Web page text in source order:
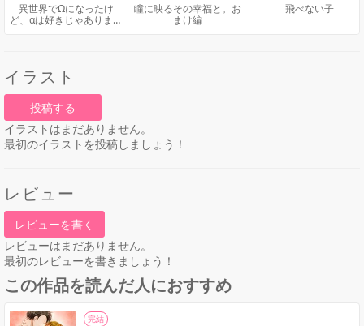
異世界でΩになったけ
ど、αは好きじゃありませ
瞳に映るその幸福と。お
まけ編
飛べない子
イラスト
投稿する
イラストはまだありません。
最初のイラストを投稿しましょう！
レビュー
レビューを書く
レビューはまだありません。
最初のレビューを書きましょう！
この作品を読んだ人におすすめ
完結